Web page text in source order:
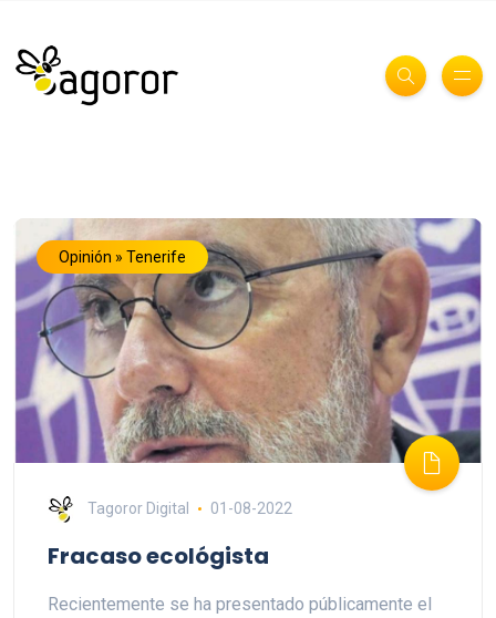
Opinión » Tenerife
Tagoror Digital 01-08-2022
Fracaso ecológista
Recientemente se ha presentado públicamente el